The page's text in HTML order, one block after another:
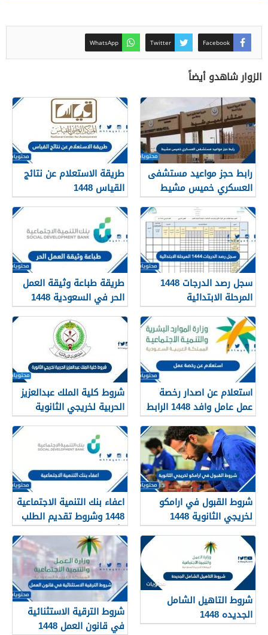
Facebook
Twitter
WhatsApp
الزوار شاهدو أيضاً
رابط حجز مواعيد مستشفى
العسكري خميس مشيط
1448
طريقة الاستعلام عن نتائج
القياس 1448
سجل رصد الدرجات 1448
المرحلة الابتدائية
طريقة طباعة وثيقة العمل
الحر في السعودية 1448
استعلام عن اصدار رخصة
عمل عامل وافد 1448 الرابط
والطريقة بالتفصيل
شروط كلية الملك عبدالعزيز
الحربية لخريجي الثانوية
1448
شروط القبول في ارامكو
لخريجي الثانوية 1448
اعفاء بنك التنمية الاجتماعية
1448 وشروط تقديم الطلب
وأهم الأوراق والمستندات
شروط التاهيل الشامل
الجديده 1448
شروط الترقية الاستثنائية
في قانون العمل 1448